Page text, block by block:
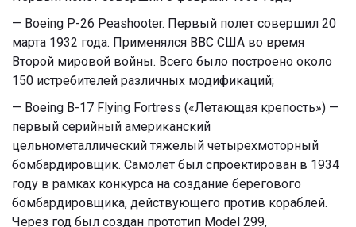
— Boeing P-26 Peashooter. Первый полет совершил 20
марта 1932 года. Применялся ВВС США во время
Второй мировой войны. Всего было построено около
150 истребителей различных модификаций;
— Boeing B-17 Flying Fortress («Летающая крепость») —
первый серийный американский
цельнометаллический тяжелый четырехмоторный
бомбардировщик. Самолет был спроектирован в 1934
году в рамках конкурса на создание берегового
бомбардировщика, действующего против кораблей.
Через год был создан прототип Model 299,